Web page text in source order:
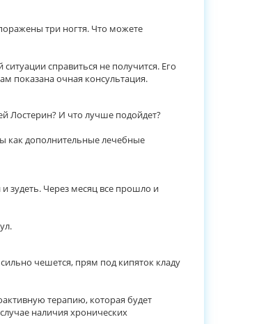
три ногтя. Что можете
справиться не получится. Его
показана очная консультация.
Лостерин? И что лучше подойдет?
как дополнительные лечебные
зудеть. Через месяц все прошло и
чешется, прям под кипяток кладу
терапию, которая будет
наличия хронических